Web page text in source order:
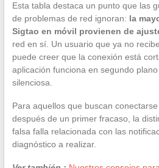
Esta tabla destaca un punto que las
de problemas de red ignoran: la
Sigtao en móvil provienen de
red en sí. Un usuario que ya no
puede creer que la conexión está
aplicación funciona en segundo
silenciosa.
Para aquellos que buscan
después de un primer fracaso, la
falsa falla relacionada con las
diagnóstico a realizar.